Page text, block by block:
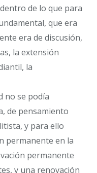
de lo que para
que era
era de discusión,
la extensión
la
no se podía
de pensamiento
y para ello
permanente en la
permanente
y una renovación